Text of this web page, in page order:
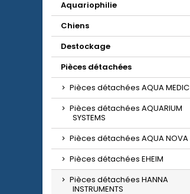
Aquariophilie
Chiens
Destockage
Pièces détachées
Pièces détachées AQUA MEDIC
Pièces détachées AQUARIUM
SYSTEMS
Pièces détachées AQUA NOVA
Pièces détachées EHEIM
Pièces détachées HANNA
INSTRUMENTS